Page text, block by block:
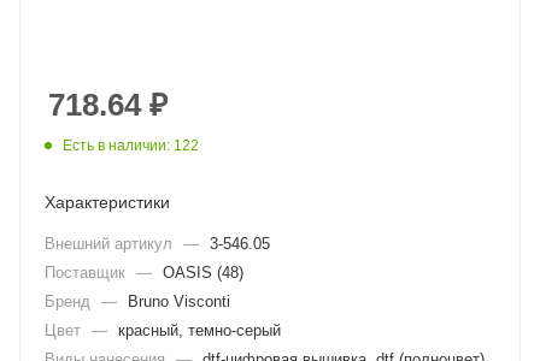
718.64₽
Есть в наличии: 122
Характеристики
Внешний артикул — 3-546.05
Поставщик — OASIS (48)
Бренд
—
Bruno Visconti
Цвет — красный, темно-серый